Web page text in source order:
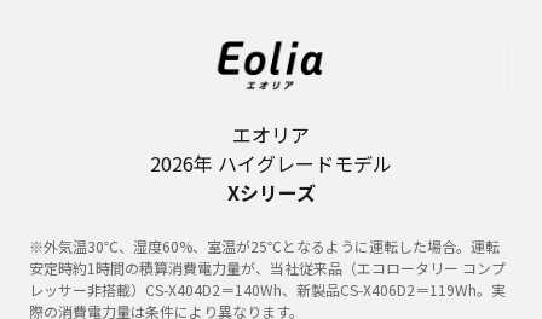
エオリア
2026年 ハイグレードモデル
Xシリーズ
※外気温30℃、湿度60%、室温が25℃となるように運転した場合。運転
安定時約1時間の積算消費電力量が、当社従来品（エコロータリー コンプ
レッサー非搭載）CS-X404D2＝140Wh、新製品CS-X406D2＝119Wh。実
際の消費電力量は条件により異なります。